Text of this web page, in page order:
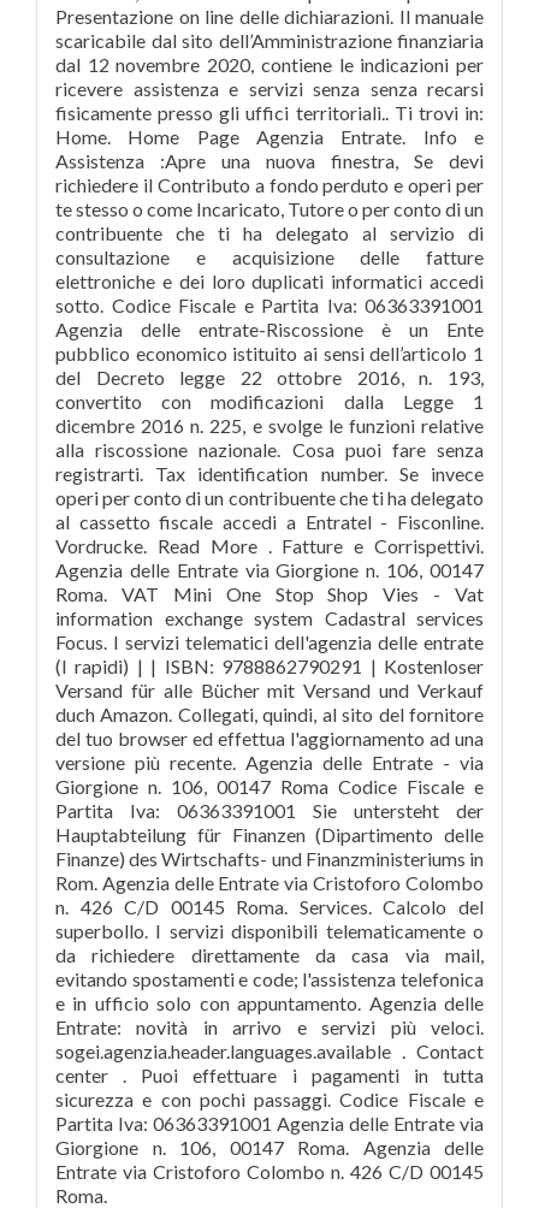
Presentazione on line delle dichiarazioni. Il manuale
scaricabile dal sito dell’Amministrazione finanziaria
dal 12 novembre 2020, contiene le indicazioni per
ricevere assistenza e servizi senza senza recarsi
fisicamente presso gli uffici territoriali.. Ti trovi in:
Home. Home Page Agenzia Entrate. Info e
Assistenza :Apre una nuova finestra, Se devi
richiedere il Contributo a fondo perduto e operi per
te stesso o come Incaricato, Tutore o per conto di un
contribuente che ti ha delegato al servizio di
consultazione e acquisizione delle fatture
elettroniche e dei loro duplicati informatici accedi
sotto. Codice Fiscale e Partita Iva: 06363391001
Agenzia delle entrate-Riscossione è un Ente
pubblico economico istituito ai sensi dell’articolo 1
del Decreto legge 22 ottobre 2016, n. 193,
convertito con modificazioni dalla Legge 1
dicembre 2016 n. 225, e svolge le funzioni relative
alla riscossione nazionale. Cosa puoi fare senza
registrarti. Tax identification number. Se invece
operi per conto di un contribuente che ti ha delegato
al cassetto fiscale accedi a Entratel - Fisconline.
Vordrucke. Read More . Fatture e Corrispettivi.
Agenzia delle Entrate via Giorgione n. 106, 00147
Roma. VAT Mini One Stop Shop Vies - Vat
information exchange system Cadastral services
Focus. I servizi telematici dell'agenzia delle entrate
(I rapidi) | | ISBN: 9788862790291 | Kostenloser
Versand für alle Bücher mit Versand und Verkauf
duch Amazon. Collegati, quindi, al sito del fornitore
del tuo browser ed effettua l'aggiornamento ad una
versione più recente. Agenzia delle Entrate - via
Giorgione n. 106, 00147 Roma Codice Fiscale e
Partita Iva: 06363391001 Sie untersteht der
Hauptabteilung für Finanzen (Dipartimento delle
Finanze) des Wirtschafts- und Finanzministeriums in
Rom. Agenzia delle Entrate via Cristoforo Colombo
n. 426 C/D 00145 Roma. Services. Calcolo del
superbollo. I servizi disponibili telematicamente o
da richiedere direttamente da casa via mail,
evitando spostamenti e code; l'assistenza telefonica
e in ufficio solo con appuntamento. Agenzia delle
Entrate: novità in arrivo e servizi più veloci.
sogei.agenzia.header.languages.available . Contact
center . Puoi effettuare i pagamenti in tutta
sicurezza e con pochi passaggi. Codice Fiscale e
Partita Iva: 06363391001 Agenzia delle Entrate via
Giorgione n. 106, 00147 Roma. Agenzia delle
Entrate via Cristoforo Colombo n. 426 C/D 00145
Roma.